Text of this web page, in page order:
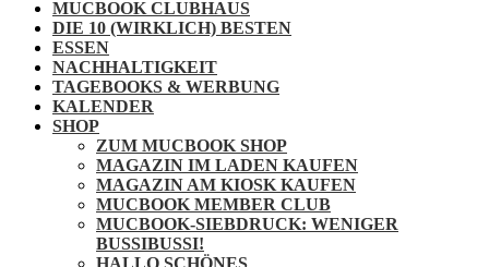
MUCBOOK CLUBHAUS
DIE 10 (WIRKLICH) BESTEN
ESSEN
NACHHALTIGKEIT
TAGEBOOKS & WERBUNG
KALENDER
SHOP
ZUM MUCBOOK SHOP
MAGAZIN IM LADEN KAUFEN
MAGAZIN AM KIOSK KAUFEN
MUCBOOK MEMBER CLUB
MUCBOOK-SIEBDRUCK: WENIGER
BUSSIBUSSI!
HALLO SCHÖNES